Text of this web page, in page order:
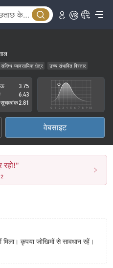
संदिग्ध व्यावसायिक क्षेत्र उच्च संभावित विस्तार
3.75
6.43
सूचकांक2.81
वेबसाइट
रहो!"
2
कृपया जोखिमों से सावधान रहें।